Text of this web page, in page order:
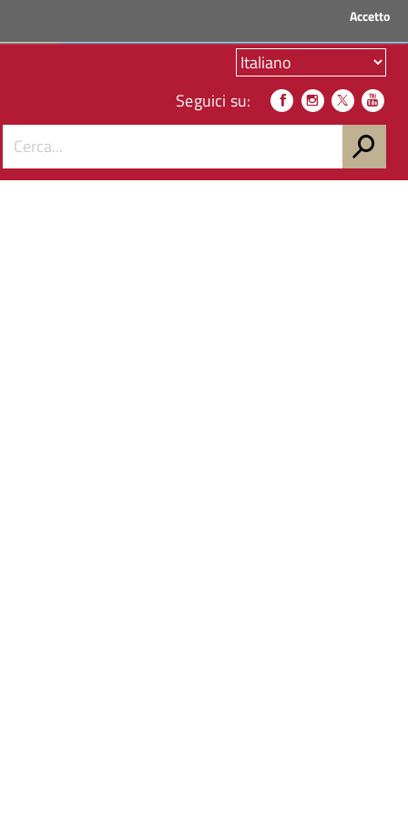
Accetto
Seguici su: